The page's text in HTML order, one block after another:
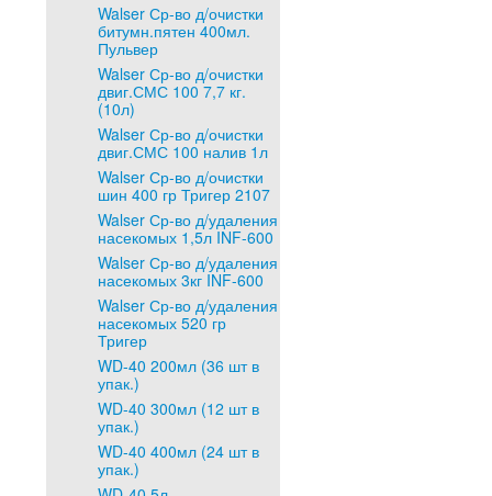
Walser Ср-во д/очистки
битумн.пятен 400мл.
Пульвер
Walser Ср-во д/очистки
двиг.СМС 100 7,7 кг.
(10л)
Walser Ср-во д/очистки
двиг.СМС 100 налив 1л
Walser Ср-во д/очистки
шин 400 гр Тригер 2107
Walser Ср-во д/удаления
насекомых 1,5л INF-600
Walser Ср-во д/удаления
насекомых 3кг INF-600
Walser Ср-во д/удаления
насекомых 520 гр
Тригер
WD-40 200мл (36 шт в
упак.)
WD-40 300мл (12 шт в
упак.)
WD-40 400мл (24 шт в
упак.)